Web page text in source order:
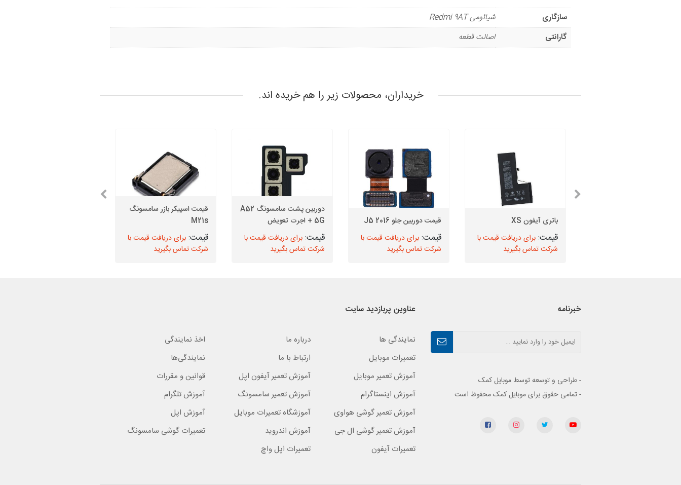
سازگاری
شیائومی Redmi 9AT
گارانتی
اصالت قطعه
خریداران، محصولات زیر را هم خریده اند.
باتری آیفون XS
برای دریافت قیمت با
شرکت تماس بگیرید
قیمت دوربین جلو J5 2016
برای دریافت قیمت با
شرکت تماس بگیرید
دوربین پشت سامسونگ A52
5G + اجرت تعویض
برای دریافت قیمت با
شرکت تماس بگیرید
قیمت اسپیکر بازر سامسونگ
M21s
برای دریافت قیمت با
شرکت تماس بگیرید
خبرنامه
- طراحی و توسعه توسط موبایل کمک
- تمامی حقوق برای موبایل کمک محفوظ است
عناوین پربازدید سایت
نمایندگی ها درباره ما
اخذ نمایندگی
تعمیرات موبایل
ارتباط با ما
نمایندگی‌ها
آموزش تعمیر موبایل
آموزش تعمیر آیفون اپل
قوانین و مقررات
آموزش اینستاگرام
آموزش تعمیر سامسونگ
آموزش تلگرام
آموزش تعمیر گوشی هواوی
آموزشگاه تعمیرات موبایل
آموزش اپل
آموزش تعمیر گوشی ال جی
آموزش اندروید
تعمیرات گوشی سامسونگ
تعمیرات آیفون
تعمیرات اپل واچ